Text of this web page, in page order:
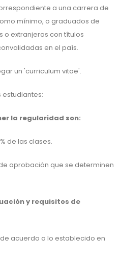
a una carrera de
mínimo, o graduados de
o extranjeras con títulos
en el país.
un 'curriculum vitae'.
la regularidad son:
de las clases.
aprobación que se determinen
y requisitos de
acuerdo a lo establecido en